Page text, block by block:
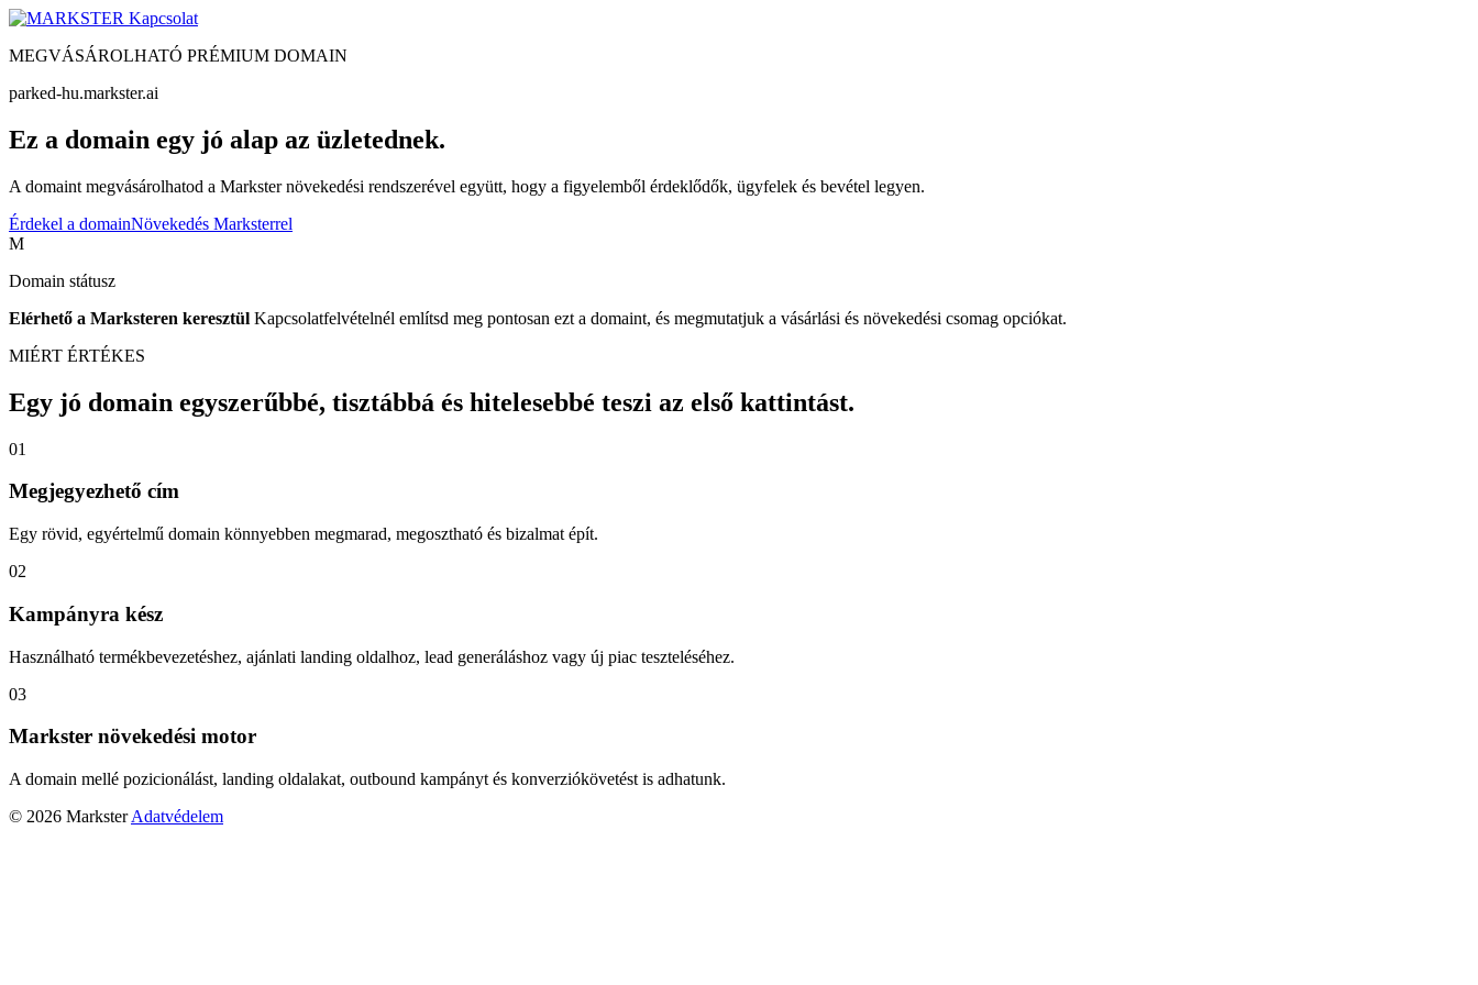
Kapcsolat
MEGVÁSÁROLHATÓ PRÉMIUM DOMAIN
parked-hu.markster.ai
Ez a domain egy jó alap az üzletednek.
A domaint megvásárolhatod a Markster növekedési rendszerével együtt, hogy a figyelemből érdeklődők, ügyfelek és bevétel legyen.
Érdekel a domainNövekedés Marksterrel
M
Domain státusz
Elérhető a Marksteren keresztül Kapcsolatfelvételnél említsd meg pontosan ezt a domaint, és megmutatjuk a vásárlási és növekedési csomag opciókat.
MIÉRT ÉRTÉKES
Egy jó domain egyszerűbbé, tisztábbá és hitelesebbé teszi az első kattintást.
01
Megjegyezhető cím
Egy rövid, egyértelmű domain könnyebben megmarad, megosztható és bizalmat épít.
02
Kampányra kész
Használható termékbevezetéshez, ajánlati landing oldalhoz, lead generáláshoz vagy új piac teszteléséhez.
03
Markster növekedési motor
A domain mellé pozicionálást, landing oldalakat, outbound kampányt és konverziókövetést is adhatunk.
© 2026 Markster Adatvédelem